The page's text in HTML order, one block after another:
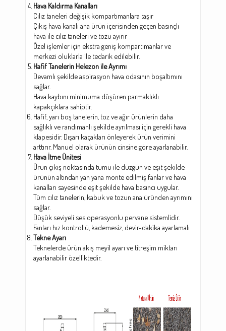
Hava Kaldırma Kanalları
Cılız taneleri değişik kompartımanlara taşır
Çıkış hava kanalı ana ürün içerisinden geçen basınçlı
hava ile cılız taneleri ve tozu ayırır
Özel işlemler için ekstra geniş kompartımanlar ve
merkezi oluklarla ile tedarik edilebilir.
Hafif Tanelerin Helezon ile Ayrımı
Devamlı şekilde aspirasyon hava odasının boşaltımını
sağlar.
Hava kaybını minimuma düşüren parmaklıklı
kapakçıklara sahiptir.
Hafif, yarı boş tanelerin, toz ve ağır ürünlerin daha
sağlıklı ve randımanlı şekilde ayrılması için gerekli hava
klapesidir. Dışarı kaçakları önleyerek ürün verimini
arttırır. Manuel olarak ürünün cinsine göre ayarlanabilir.
Hava İtme Ünitesi
Ürün çıkış noktasında tümü ile düzgün ve eşit şekilde
ürünün altından yan yana monte edilmiş fanlar ve hava
kanalları sayesinde eşit şekilde hava basıncı uygular.
Tüm cılız tanelerin, kabuk ve tozun ana üründen ayrımını
sağlar.
Düşük seviyeli ses operasyonlu pervane sistemlidir.
Fanları hız kontrollü, kademesiz, devir-dakika ayarlamalı
Tekne Ayarı
Teknelerde ürün akış meyil ayarı ve titreşim miktarı
ayarlanabilir özelliktedir.